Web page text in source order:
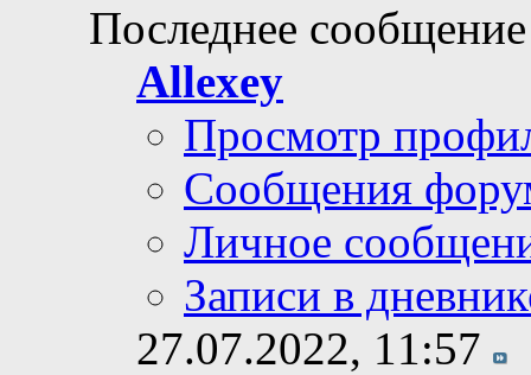
Последнее
Allexey
Просмотр
Сообщения
Личное
Записи в
27.07.2022, 11:57